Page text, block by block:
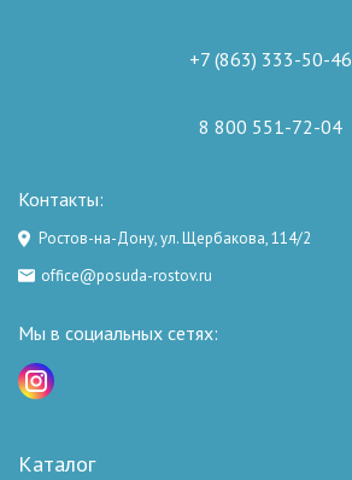
+7 (863) 333-50-46
8 800 551-72-04
Контакты:
Ростов-на-Дону, ул. Щербакова, 114/2
office@posuda-rostov.ru
Мы в социальных сетях:
Каталог